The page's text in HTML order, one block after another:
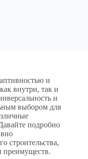
и
внутри, так и
и
выбором для
подробно
строительства,
преимуществ.